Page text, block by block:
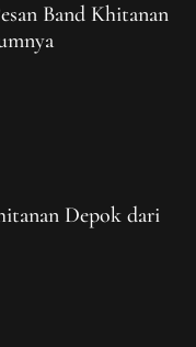
Band Khitanan
Depok dari